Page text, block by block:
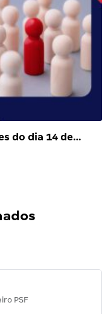
do dia 14 de…
PSF